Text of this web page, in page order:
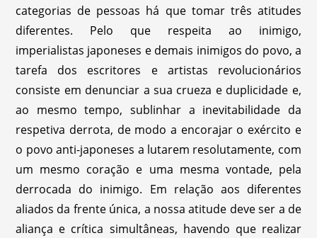
categorias de pessoas há que tomar três atitudes
diferentes. Pelo que respeita ao inimigo,
imperialistas japoneses e demais inimigos do povo, a
tarefa dos escritores e artistas revolucionários
consiste em denunciar a sua crueza e duplicidade e,
ao mesmo tempo, sublinhar a inevitabilidade da
respetiva derrota, de modo a encorajar o exército e
o povo anti-japoneses a lutarem resolutamente, com
um mesmo coração e uma mesma vontade, pela
derrocada do inimigo. Em relação aos diferentes
aliados da frente única, a nossa atitude deve ser a de
aliança e crítica simultâneas, havendo que realizar